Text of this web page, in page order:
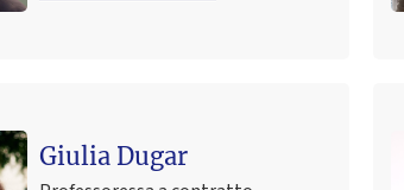
Giulia Dugar
Prove Integrative per studenti non
frequentanti_Sociologia dei Paesi Asiatici